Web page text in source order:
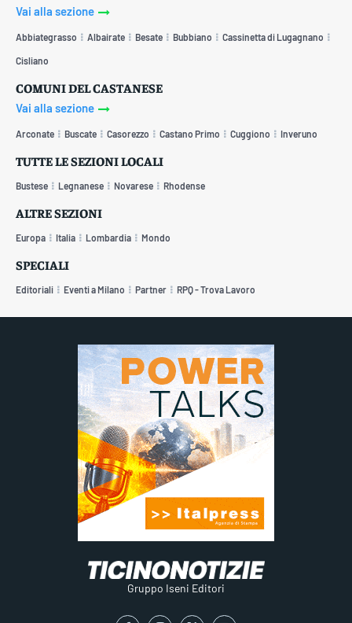
Vai alla sezione
Abbiategrasso Albairate Besate Bubbiano Cassinetta di Lugagnano
Cisliano
COMUNI DEL CASTANESE
Vai alla sezione
Arconate Buscate Casorezzo Castano Primo Cuggiono Inveruno
TUTTE LE SEZIONI LOCALI
Bustese Legnanese Novarese Rhodense
ALTRE SEZIONI
Europa Italia Lombardia Mondo
SPECIALI
Editoriali Eventi a Milano Partner RPQ - Trova Lavoro
Gruppo Iseni Editori